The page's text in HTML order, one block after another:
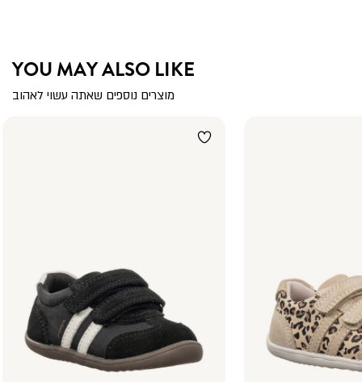
YOU MAY ALSO LIKE
מוצרים נוספים שאתה עשוי לאהוב